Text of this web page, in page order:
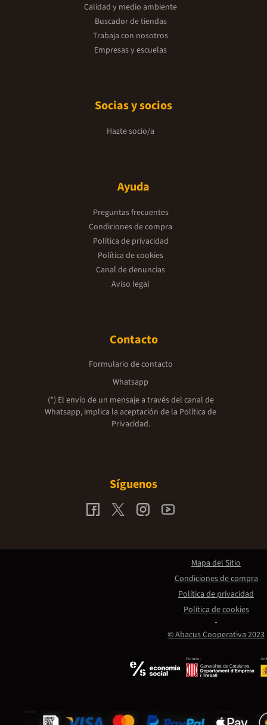
Calidad y medio ambiente
Buscador de tiendas
Trabaja con nosotros
Empresas y escuelas
Socias y socios
Hazte socio/a
Ayuda
Preguntas frecuentes
Condiciones de compra
Política de privacidad
Política de cookies
Canal de denuncias
Aviso legal
Contacto
Formulario de contacto
Whatsapp
(*) El envío de un mensaje a través del canal de
Whatsapp, implica la aceptación de la Política de
Privacidad.
Síguenos
Promou:
© Abacus Cooperativa 2023
Mapa del Sitio
Condiciones de compra
Política de privacidad
Política de cookies